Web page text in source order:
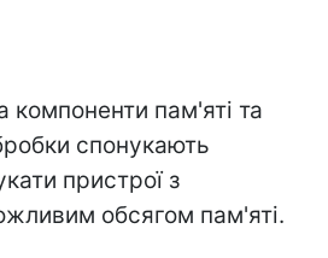
компоненти пам'яті та
спонукають
пристрої з
обсягом пам'яті.